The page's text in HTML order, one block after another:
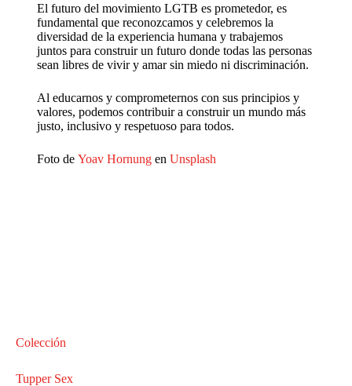
El futuro del movimiento LGTB es prometedor, es
fundamental que reconozcamos y celebremos la
diversidad de la experiencia humana y trabajemos
juntos para construir un futuro donde todas las personas
sean libres de vivir y amar sin miedo ni discriminación.
Al educarnos y comprometernos con sus principios y
valores, podemos contribuir a construir un mundo más
justo, inclusivo y respetuoso para todos.
Foto de Yoav Hornungen Unsplash
Colección
Tupper Sex